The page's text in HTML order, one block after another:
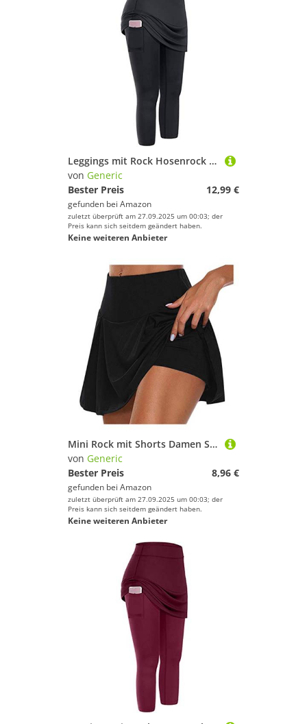
Leggings mit Rock Hosenrock Damen Tennisrock Sportrock Laufrock Golfrock Wanderrock mit 3/4 Capri Hose Damen Yogahose mit Rock mit Taschen
von Generic
Bester Preis
12,99 €
gefunden bei Amazon
zuletzt überprüft am 27.09.2025 um 00:03; der
Preis kann sich seitdem geändert haben.
Keine weiteren Anbieter
Mini Rock mit Shorts Damen Sommer - Tennisrock Damen mit Hose Skater Rock mit Hose Drunter Basic Dehnbaren High Waist Sportrock Tennisröcke Laufröcke Golfrock Tennis Skort für Damen Teenager Mädchen
von Generic
Bester Preis
8,96 €
gefunden bei Amazon
zuletzt überprüft am 27.09.2025 um 00:03; der
Preis kann sich seitdem geändert haben.
Keine weiteren Anbieter